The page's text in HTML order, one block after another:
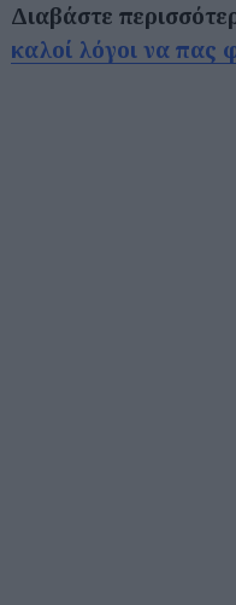
Διαβάστε
καλοί λόγοι να πας